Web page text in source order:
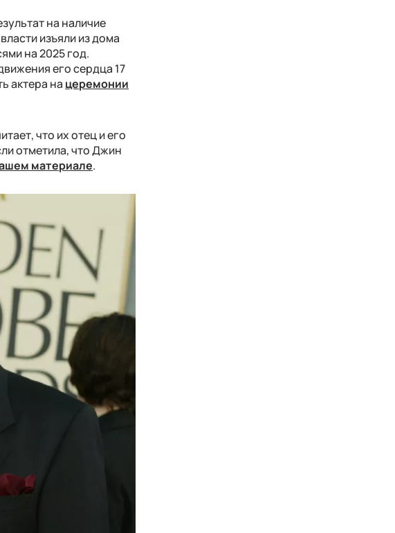
на наличие
изъяли из дома
на 2025 год.
его сердца 17
актера на церемонии
что их отец и его
отметила, что Джин
материале.